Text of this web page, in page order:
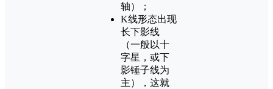
轴）；
K线形态出现
长下影线
（一般以十
字星，或下
影锤子线为
主），这就